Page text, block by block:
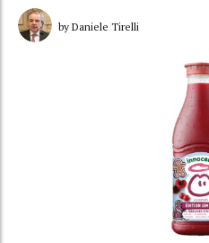
by Daniele Tirelli